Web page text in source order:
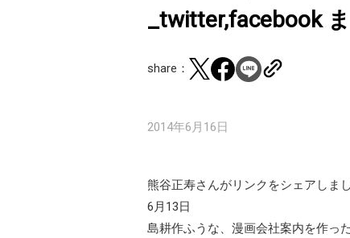
_twitter,facebook
share：
2014年6月16日
熊谷正寿さんがリンクをシェアしまし
6月13日
島耕作ふうな、漫画会社案内を作